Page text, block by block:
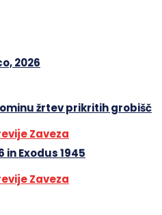
2026
žrtev prikritih grobišč
Zaveza
in Exodus 1945
Zaveza